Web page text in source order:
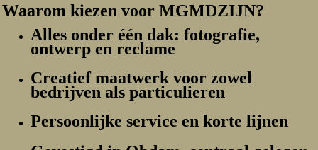
Waarom kiezen voor MGMDZIJN?
Alles onder één dak: fotografie,
ontwerp en reclame
Creatief maatwerk voor zowel
bedrijven als particulieren
Persoonlijke service en korte lijnen